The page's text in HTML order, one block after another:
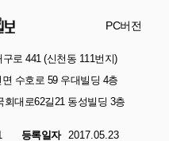
PC버전
로 441 (신천동 111번지)
수호로 59 우대빌딩 4층
대로62길21 동성빌딩 3층
등록일자 2017.05.23